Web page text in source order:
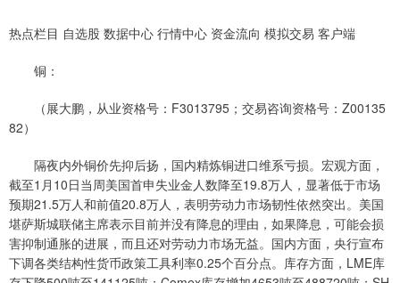
热点栏目 自选股 数据中心 行情中心 资金流向 模拟交易 客户端
铜：
（展大鹏，从业资格号：F3013795；交易咨询资格号：Z00135
82）
隔夜内外铜价先抑后扬，国内精炼铜进口维系亏损。宏观方面，
截至1月10日当周美国首申失业金人数降至19.8万人，显著低于市场
预期21.5万人和前值20.8万人，表明劳动力市场韧性依然突出。美国
堪萨斯城联储主席表示目前并没有降息的理由，如果降息，可能会损
害抑制通胀的进展，而且还对劳动力市场无益。国内方面，央行宣布
下调各类结构性货币政策工具利率0.25个百分点。库存方面，LME库